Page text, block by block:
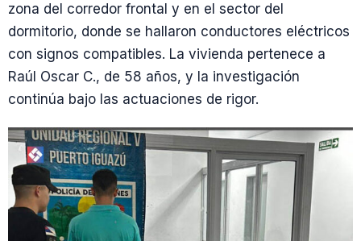
zona del corredor frontal y en el sector del
dormitorio, donde se hallaron conductores eléctricos
con signos compatibles. La vivienda pertenece a
Raúl Oscar C., de 58 años, y la investigación
continúa bajo las actuaciones de rigor.